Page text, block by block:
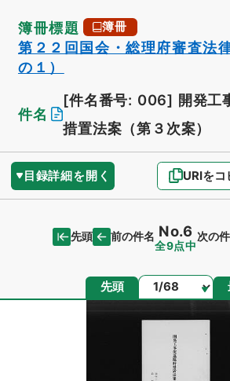
簿冊標題 簿冊
第２２回国会・総理府審査法
の１）
件名
[件名番号: 006] 開発工
措置法案（第３次案）
目録詳細を開く URIをコ
先頭 前の件名 No.6
全9点中
次の
先頭 ページ